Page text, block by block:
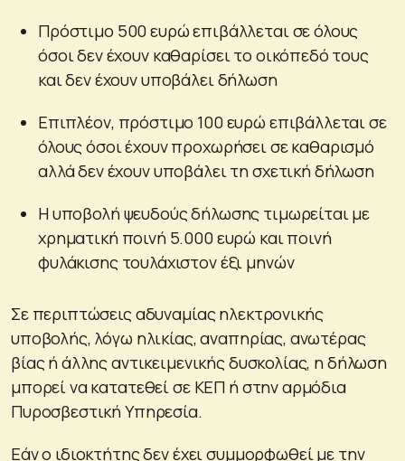
Πρόστιμο 500 ευρώ επιβάλλεται σε όλους
όσοι δεν έχουν καθαρίσει το οικόπεδό τους
και δεν έχουν υποβάλει δήλωση
Επιπλέον, πρόστιμο 100 ευρώ επιβάλλεται σε
όλους όσοι έχουν προχωρήσει σε καθαρισμό
αλλά δεν έχουν υποβάλει τη σχετική δήλωση
Η υποβολή ψευδούς δήλωσης τιμωρείται με
χρηματική ποινή 5.000 ευρώ και ποινή
φυλάκισης τουλάχιστον έξι μηνών
Σε περιπτώσεις αδυναμίας ηλεκτρονικής
υποβολής, λόγω ηλικίας, αναπηρίας, ανωτέρας
βίας ή άλλης αντικειμενικής δυσκολίας, η δήλωση
μπορεί να κατατεθεί σε ΚΕΠ ή στην αρμόδια
Πυροσβεστική Υπηρεσία.
Εάν ο ιδιοκτήτης δεν έχει συμμορφωθεί με την